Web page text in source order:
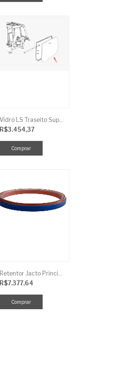
Vidro LS Traseito Superior TR
R$3.454,37
Retentor Jacto Principal
R$7.377,64